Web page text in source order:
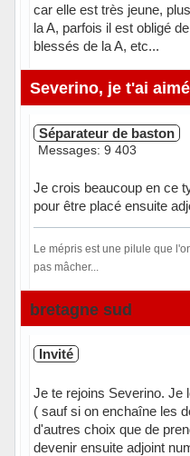
car elle est très jeune,
la A, parfois il est obligé
blessés de la A, etc...
Hors ligne
Severino, je t'ai aimé
Séparateur de baston
Messages: 9 403
Je crois beaucoup en ce
pour être placé ensuite
Le mépris est une pilule que
pas mâcher...
Hors ligne
bretagne sud
Invité
Je te rejoins Severino. Je
( sauf si on enchaîne les
d'autres choix que de
devenir ensuite adjoint